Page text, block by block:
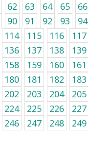
62 63 64 65 66
90 91 92 93 94
114 115 116 117
136 137 138 139
158 159 160 161
180 181 182 183
202 203 204 205
224 225 226 227
246 247 248 249